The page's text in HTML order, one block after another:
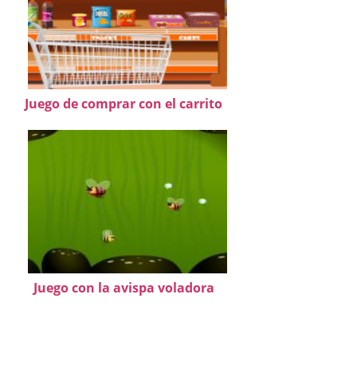
Juego de comprar con el carrito
Juego con la avispa voladora